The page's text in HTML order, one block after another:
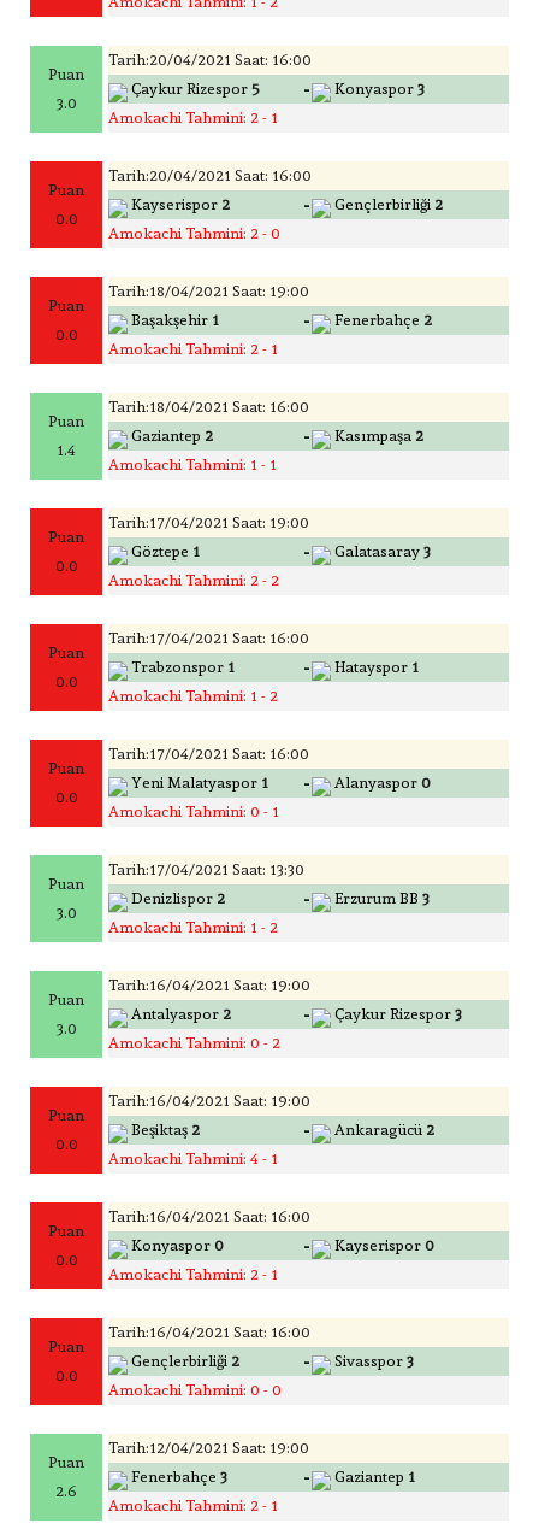
Puan
3.0
Tarih:20/04/2021 Saat: 16:00
Çaykur Rizespor 5 - Konyaspor 3
Amokachi Tahmini: 2 - 1
Puan
0.0
Tarih:20/04/2021 Saat: 16:00
Kayserispor 2 - Gençlerbirliği 2
Amokachi Tahmini: 2 - 0
Puan
0.0
Tarih:18/04/2021 Saat: 19:00
Başakşehir 1 - Fenerbahçe 2
Amokachi Tahmini: 2 - 1
Puan
1.4
Tarih:18/04/2021 Saat: 16:00
Gaziantep 2 - Kasımpaşa 2
Amokachi Tahmini: 1 - 1
Puan
0.0
Tarih:17/04/2021 Saat: 19:00
Göztepe 1 - Galatasaray 3
Amokachi Tahmini: 2 - 2
Puan
0.0
Tarih:17/04/2021 Saat: 16:00
Trabzonspor 1 - Hatayspor 1
Amokachi Tahmini: 1 - 2
Puan
0.0
Tarih:17/04/2021 Saat: 16:00
Yeni Malatyaspor 1 - Alanyaspor 0
Amokachi Tahmini: 0 - 1
Puan
3.0
Tarih:17/04/2021 Saat: 13:30
Denizlispor 2 - Erzurum BB 3
Amokachi Tahmini: 1 - 2
Puan
3.0
Tarih:16/04/2021 Saat: 19:00
Antalyaspor 2 - Çaykur Rizespor 3
Amokachi Tahmini: 0 - 2
Puan
0.0
Tarih:16/04/2021 Saat: 19:00
Beşiktaş 2 - Ankaragücü 2
Amokachi Tahmini: 4 - 1
Puan
0.0
Tarih:16/04/2021 Saat: 16:00
Konyaspor 0 - Kayserispor 0
Amokachi Tahmini: 2 - 1
Puan
0.0
Tarih:16/04/2021 Saat: 16:00
Gençlerbirliği 2 - Sivasspor 3
Amokachi Tahmini: 0 - 0
Puan
2.6
Tarih:12/04/2021 Saat: 19:00
Fenerbahçe 3 - Gaziantep 1
Amokachi Tahmini: 2 - 1